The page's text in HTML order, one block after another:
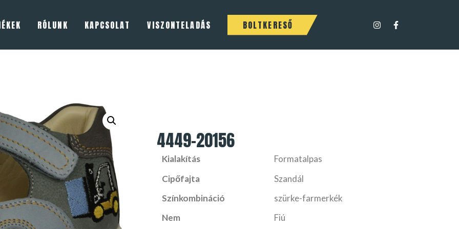
RÓLUNK KAPCSOLAT VISZONTELADÁS BOLTKERESŐ
4449-20156
Kialakítás
Formatalpas
Cipőfajta
Szandál
Színkombináció
szürke-farmerkék
Nem
Fiú